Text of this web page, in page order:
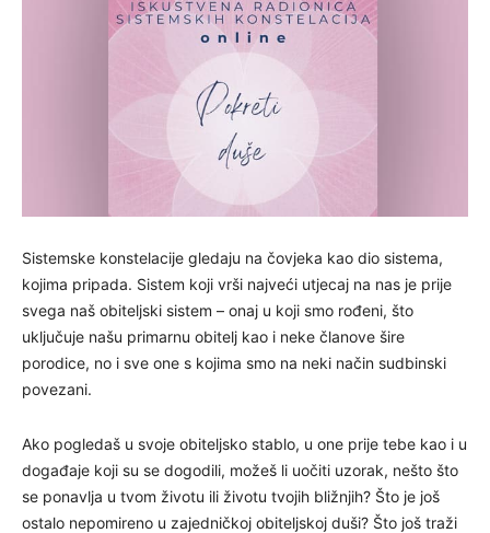
Sistemske konstelacije gledaju na čovjeka kao dio sistema,
kojima pripada. Sistem koji vrši najveći utjecaj na nas je prije
svega naš obiteljski sistem – onaj u koji smo rođeni, što
uključuje našu primarnu obitelj kao i neke članove šire
porodice, no i sve one s kojima smo na neki način sudbinski
povezani.
Ako pogledaš u svoje obiteljsko stablo, u one prije tebe kao i u
događaje koji su se dogodili, možeš li uočiti uzorak, nešto što
se ponavlja u tvom životu ili životu tvojih bližnjih? Što je još
ostalo nepomireno u zajedničkoj obiteljskoj duši? Što još traži